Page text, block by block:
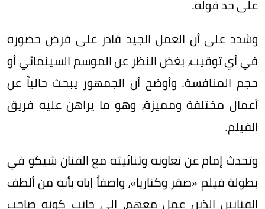
على حد قوله.
وشدد على أن العمل الجيد قادر على فرض حضوره
في أي توقيت، بغض النظر عن الموسم السينمائي أو
حجم المنافسة. وأوضح أن الجمهور يبحث حالياً عن
أعمال مختلفة ومميزة، وهو ما يراهن عليه فريق
الفيلم.
وتحدث إمام عن تعاونه وثنائيته مع الفنان شيكو في
بطولة فيلم «صقر وكناريا»، واصفاً إياه بأنه من ألطف
الفنانين الذين عمل معهم، إلى جانب كونه صاحب